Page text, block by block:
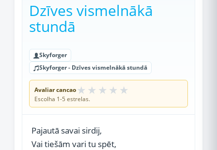
Dzīves vismelnākā
stundā
Skyforger
Skyforger - Dzīves vismelnākā stundā
Avaliar cancao★ ★ ★ ★ ★
Escolha 1-5 estrelas.
Pajautā savai sirdij,
Vai tiešām vari tu spēt,